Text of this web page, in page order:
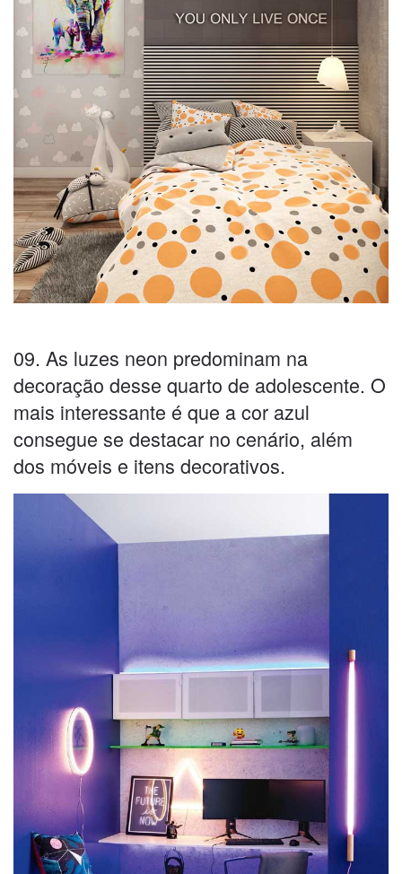
09. As luzes neon predominam na
decoração desse quarto de adolescente. O
mais interessante é que a cor azul
consegue se destacar no cenário, além
dos móveis e itens decorativos.